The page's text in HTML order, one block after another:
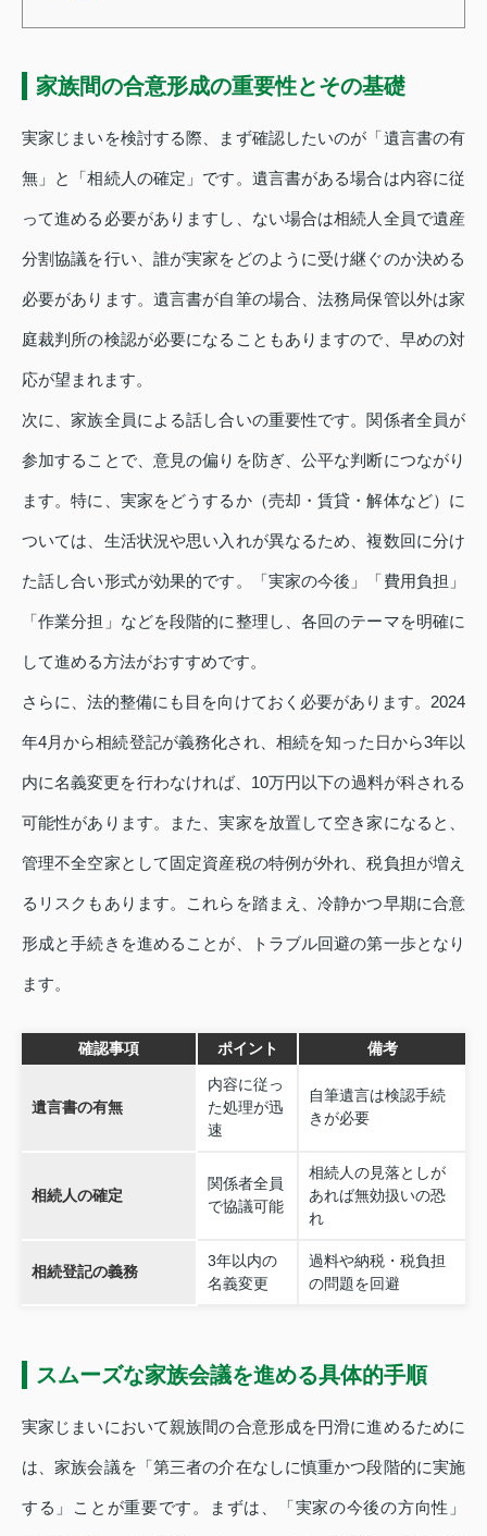
家族間の合意形成の重要性とその基礎
実家じまいを検討する際、まず確認したいのが「遺言書の有
無」と「相続人の確定」です。遺言書がある場合は内容に従
って進める必要がありますし、ない場合は相続人全員で遺産
分割協議を行い、誰が実家をどのように受け継ぐのか決める
必要があります。遺言書が自筆の場合、法務局保管以外は家
庭裁判所の検認が必要になることもありますので、早めの対
応が望まれます。
次に、家族全員による話し合いの重要性です。関係者全員が
参加することで、意見の偏りを防ぎ、公平な判断につながり
ます。特に、実家をどうするか（売却・賃貸・解体など）に
ついては、生活状況や思い入れが異なるため、複数回に分け
た話し合い形式が効果的です。「実家の今後」「費用負担」
「作業分担」などを段階的に整理し、各回のテーマを明確に
して進める方法がおすすめです。
さらに、法的整備にも目を向けておく必要があります。2024
年4月から相続登記が義務化され、相続を知った日から3年以
内に名義変更を行わなければ、10万円以下の過料が科される
可能性があります。また、実家を放置して空き家になると、
管理不全空家として固定資産税の特例が外れ、税負担が増え
るリスクもあります。これらを踏まえ、冷静かつ早期に合意
形成と手続きを進めることが、トラブル回避の第一歩となり
ます。
確認事項 ポイント 備考
遺言書の有無
内容に従っ
た処理が迅
速
自筆遺言は検認手続
きが必要
相続人の確定
関係者全員
で協議可能
相続人の見落としが
あれば無効扱いの恐
れ
相続登記の義務
3年以内の
名義変更
過料や納税・税負担
の問題を回避
スムーズな家族会議を進める具体的手順
実家じまいにおいて親族間の合意形成を円滑に進めるために
は、家族会議を「第三者の介在なしに慎重かつ段階的に実施
する」ことが重要です。まずは、「実家の今後の方向性」